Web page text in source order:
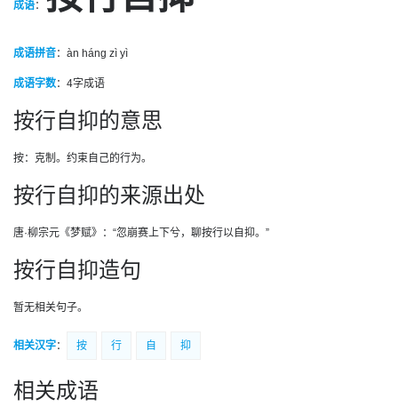
成语：
成语拼音：àn háng zì yì
成语字数： 4字成语
按行自抑的意思
按：克制。约束自己的行为。
按行自抑的来源出处
唐·柳宗元《梦赋》：“忽崩赛上下兮，聊按行以自抑。”
按行自抑造句
暂无相关句子。
相关汉字： 按 行 自 抑
相关成语